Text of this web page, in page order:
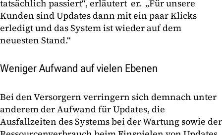
tatsächlich passiert“, erläutert er. „Für unsere
Kunden sind Updates dann mit ein paar Klicks
erledigt und das System ist wieder auf dem
neuesten Stand.“
Weniger Aufwand auf vielen Ebenen
Bei den Versorgern verringern sich demnach unter
anderem der Aufwand für Updates, die
Ausfallzeiten des Systems bei der Wartung sowie der